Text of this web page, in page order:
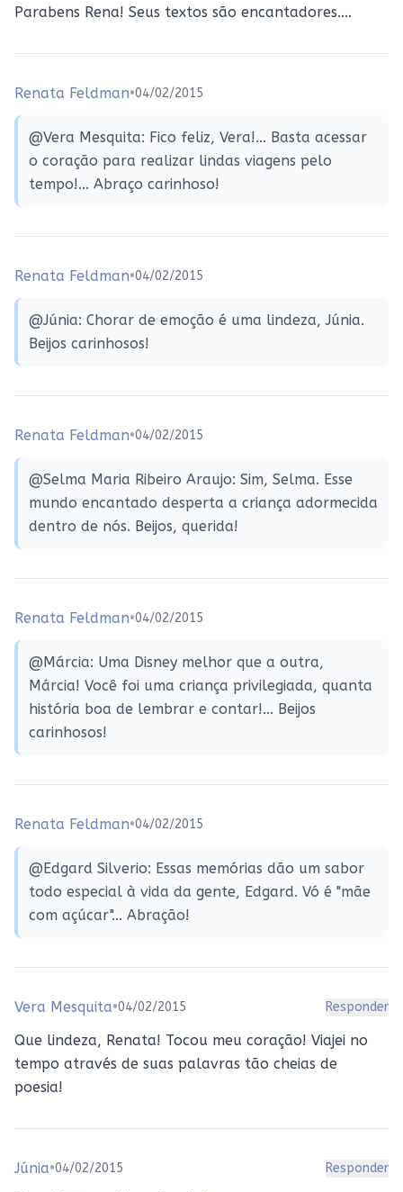
Parabens Rena! Seus textos são encantadores....
Renata Feldman•04/02/2015
@Vera Mesquita: Fico feliz, Vera!... Basta acessar
o coração para realizar lindas viagens pelo
tempo!... Abraço carinhoso!
Renata Feldman•04/02/2015
@Júnia: Chorar de emoção é uma lindeza, Júnia.
Beijos carinhosos!
Renata Feldman•04/02/2015
@Selma Maria Ribeiro Araujo: Sim, Selma. Esse
mundo encantado desperta a criança adormecida
dentro de nós. Beijos, querida!
Renata Feldman•04/02/2015
@Márcia: Uma Disney melhor que a outra,
Márcia! Você foi uma criança privilegiada, quanta
história boa de lembrar e contar!... Beijos
carinhosos!
Renata Feldman•04/02/2015
@Edgard Silverio: Essas memórias dão um sabor
todo especial à vida da gente, Edgard. Vó é "mãe
com açúcar"... Abração!
Vera Mesquita•04/02/2015 Responder
Que lindeza, Renata! Tocou meu coração! Viajei no
tempo através de suas palavras tão cheias de
poesia!
Júnia•04/02/2015 Responder